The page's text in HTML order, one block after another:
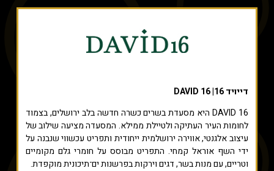
דייויד 16| DAVID 16
DAVID 16 היא מסעדת בשרים כשרה חדשה בלב ירושלים, בצמוד
לחומות העיר העתיקה ולטיילת ממילא. המסעדה מציעה שילוב של
עיצוב אלגנטי, אווירה ירושלמית ייחודית ותפריט עכשווי שנבנה על
ידי השף אוראל קמחי. התפריט מבוסס על חומרי גלם מקומיים
וטריים, עם מנות בשר, דגים וירקות בפרשנות ים־תיכונית מוקפדת.